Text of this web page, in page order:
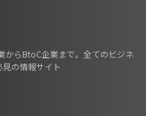
からBtoC企業まで。全てのビジネ
見の情報サイト